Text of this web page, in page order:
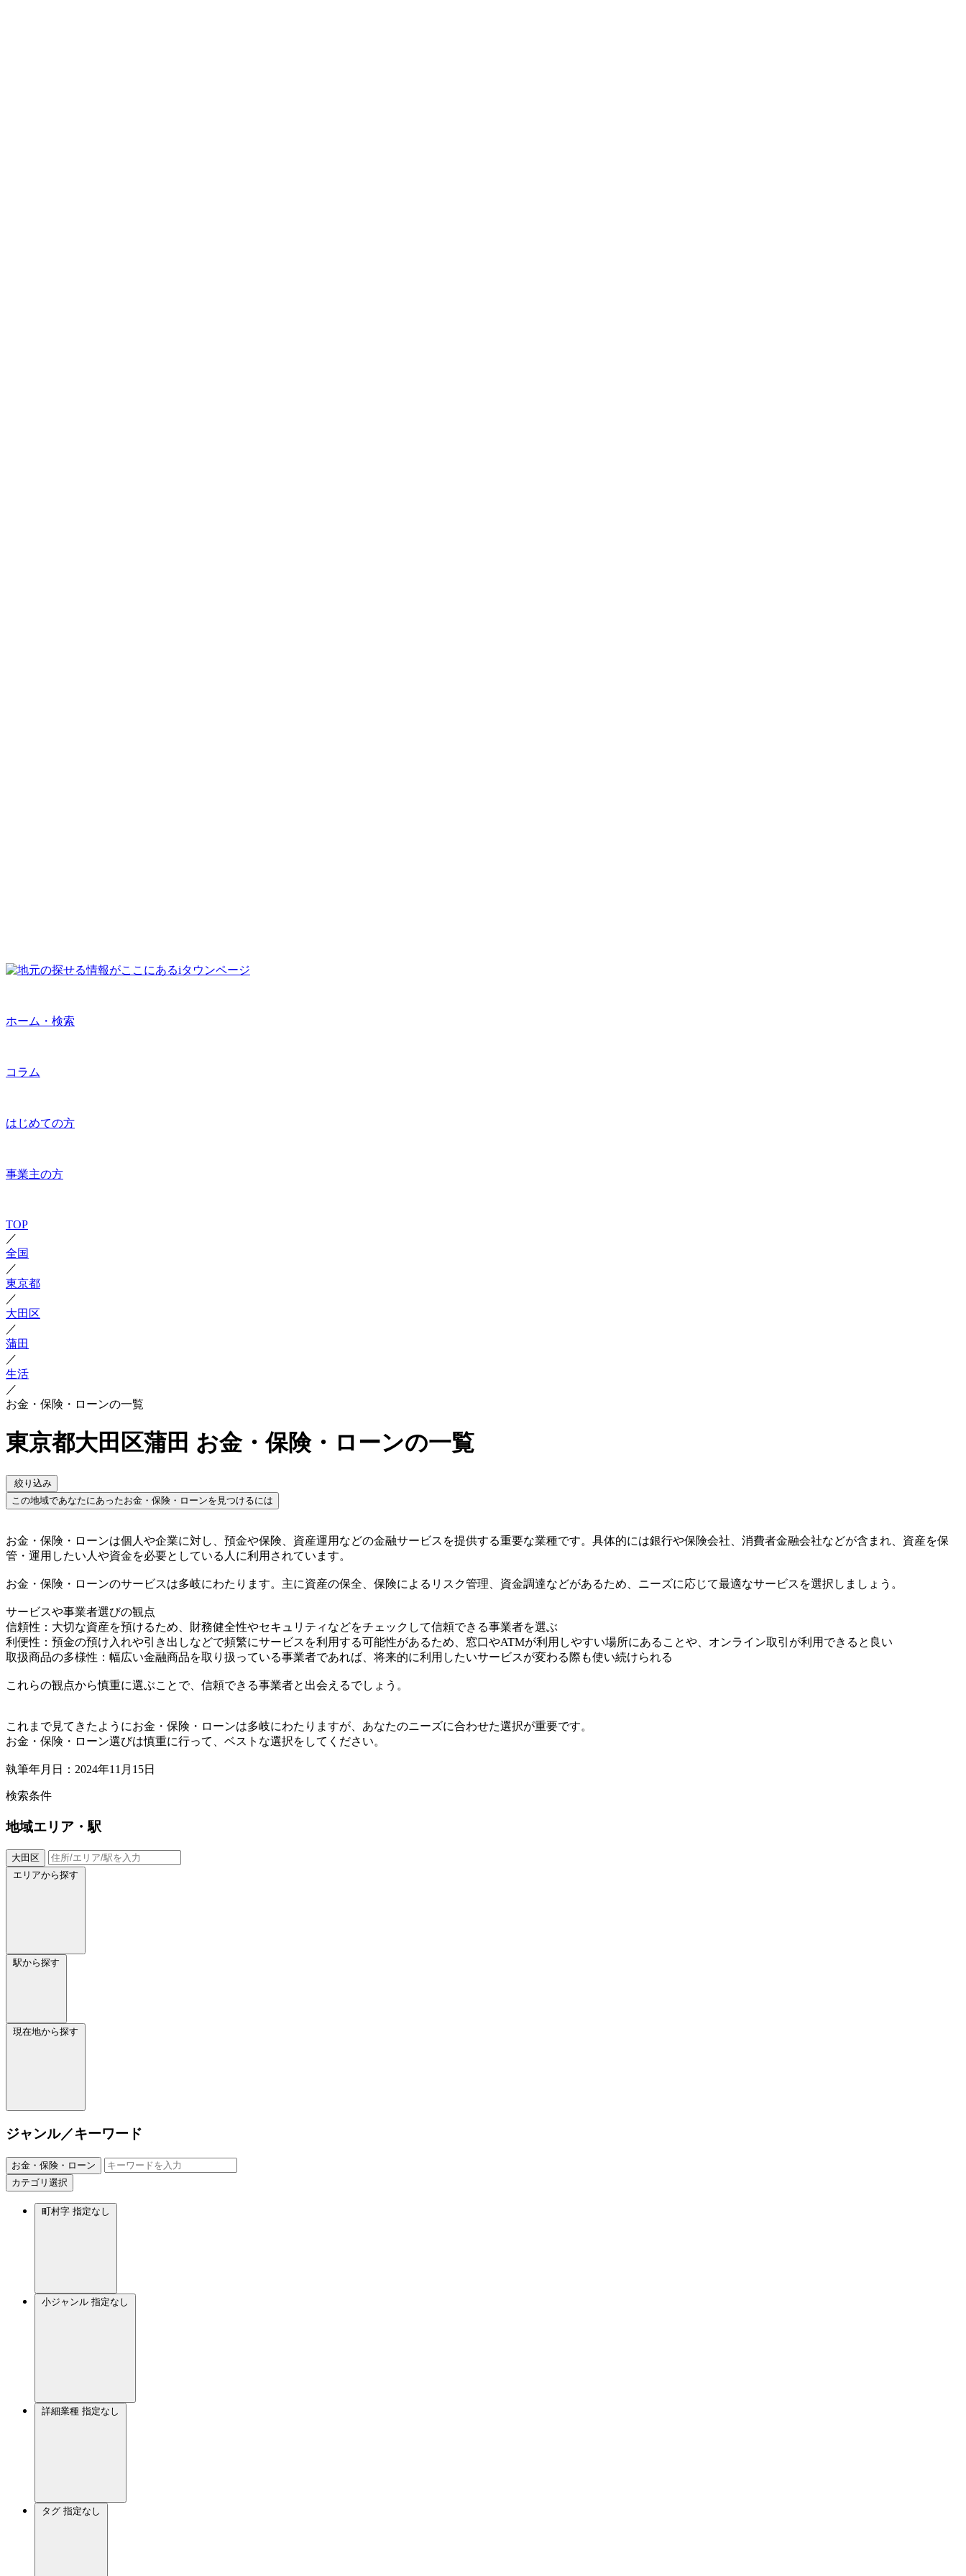
ホーム・検索
コラム
はじめての方
事業主の方
TOP
／
全国
／
東京都
／
大田区
／
蒲田
／
生活
／
お金・保険・ローンの一覧
東京都大田区蒲田 お金・保険・ローンの一覧
絞り込み
この地域であなたにあったお金・保険・ローンを見つけるには
お金・保険・ローンは個人や企業に対し、預金や保険、資産運用などの金融サービスを提供する重要な業種です。具体的には銀行や保険会社、消費者金融会社などが含まれ、資産を保
管・運用したい人や資金を必要としている人に利用されています。
お金・保険・ローンのサービスは多岐にわたります。主に資産の保全、保険によるリスク管理、資金調達などがあるため、ニーズに応じて最適なサービスを選択しましょう。
サービスや事業者選びの観点
信頼性：大切な資産を預けるため、財務健全性やセキュリティなどをチェックして信頼できる事業者を選ぶ
利便性：預金の預け入れや引き出しなどで頻繁にサービスを利用する可能性があるため、窓口やATMが利用しやすい場所にあることや、オンライン取引が利用できると良い
取扱商品の多様性：幅広い金融商品を取り扱っている事業者であれば、将来的に利用したいサービスが変わる際も使い続けられる
これらの観点から慎重に選ぶことで、信頼できる事業者と出会えるでしょう。
これまで見てきたようにお金・保険・ローンは多岐にわたりますが、あなたのニーズに合わせた選択が重要です。
お金・保険・ローン選びは慎重に行って、ベストな選択をしてください。
執筆年月日：2024年11月15日
検索条件
地域エリア・駅
大田区
エリアから探す
駅から探す
現在地から探す
ジャンル／キーワード
お金・保険・ローン
カテゴリ選択
町村字 指定なし
小ジャンル 指定なし
詳細業種 指定なし
タグ 指定なし